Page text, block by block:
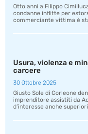
Otto anni a Filippo
condanne inflitte per
commerciante vittima è
Usura, violenza e
carcere
30 Ottobre 2025
Giusto Sole di Corleone
imprenditore assistiti da
d’interesse anche